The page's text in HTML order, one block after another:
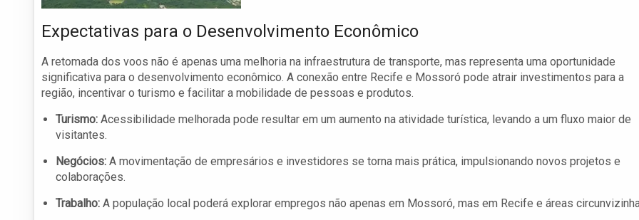
Expectativas para o Desenvolvimento Econômico
A retomada dos voos não é apenas uma melhoria na infraestrutura de transporte, mas representa uma oportunidade
significativa para o desenvolvimento econômico. A conexão entre Recife e Mossoró pode atrair investimentos para a
região, incentivar o turismo e facilitar a mobilidade de pessoas e produtos.
Turismo: Acessibilidade melhorada pode resultar em um aumento na atividade turística, levando a um fluxo maior de
visitantes.
Negócios: A movimentação de empresários e investidores se torna mais prática, impulsionando novos projetos e
colaborações.
Trabalho: A população local poderá explorar empregos não apenas em Mossoró, mas em Recife e áreas